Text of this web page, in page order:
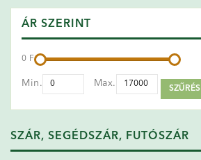
ÁR SZERINT
0 Ft
Min. Max.
SZŰRÉS
SZÁR, SEGÉDSZÁR, FUTÓSZÁR